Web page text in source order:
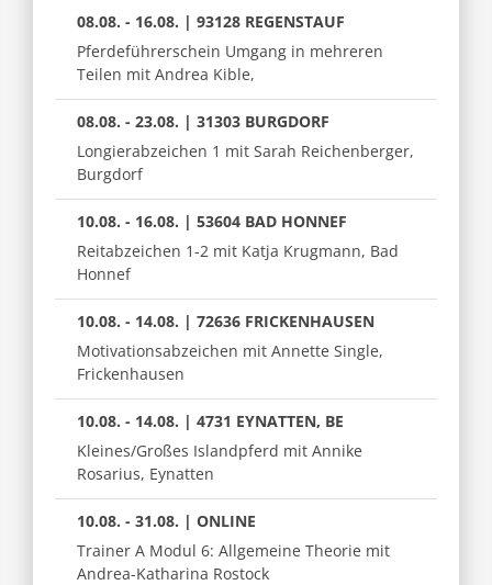
08.08. - 16.08. | 93128 REGENSTAUF
Pferdeführerschein Umgang in mehreren
Teilen mit Andrea Kible,
08.08. - 23.08. | 31303 BURGDORF
Longierabzeichen 1 mit Sarah Reichenberger,
Burgdorf
10.08. - 16.08. | 53604 BAD HONNEF
Reitabzeichen 1-2 mit Katja Krugmann, Bad
Honnef
10.08. - 14.08. | 72636 FRICKENHAUSEN
Motivationsabzeichen mit Annette Single,
Frickenhausen
10.08. - 14.08. | 4731 EYNATTEN, BE
Kleines/Großes Islandpferd mit Annike
Rosarius, Eynatten
10.08. - 31.08. | ONLINE
Trainer A Modul 6: Allgemeine Theorie mit
Andrea-Katharina Rostock